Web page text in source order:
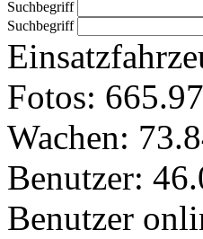
Suchbegriff
Suchbegriff
Fotos:
Wachen:
Benutzer:
Benutzer